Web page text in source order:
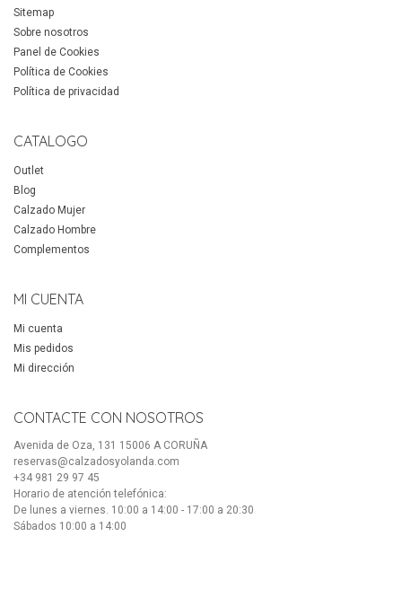
Sitemap
Sobre nosotros
Panel de Cookies
Política de Cookies
Política de privacidad
CATALOGO
Outlet
Blog
Calzado Mujer
Calzado Hombre
Complementos
MI CUENTA
Mi cuenta
Mis pedidos
Mi dirección
CONTACTE CON NOSOTROS
Avenida de Oza, 131 15006 A CORUÑA
reservas@calzadosyolanda.com
+34 981 29 97 45
Horario de atención telefónica:
De lunes a viernes. 10:00 a 14:00 - 17:00 a 20:30
Sábados 10:00 a 14:00